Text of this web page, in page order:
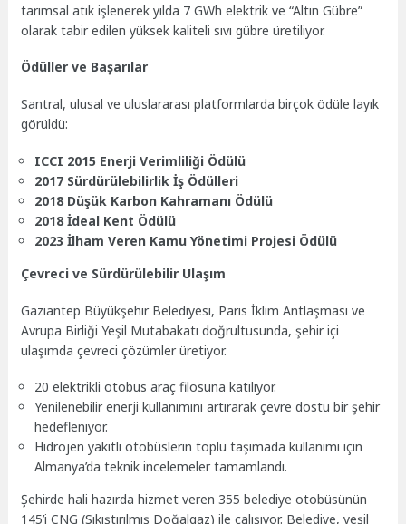
tarımsal atık işlenerek yılda 7 GWh elektrik ve “Altın Gübre”
olarak tabir edilen yüksek kaliteli sıvı gübre üretiliyor.
Ödüller ve Başarılar
Santral, ulusal ve uluslararası platformlarda birçok ödüle layık
görüldü:
ICCI 2015 Enerji Verimliliği Ödülü
2017 Sürdürülebilirlik İş Ödülleri
2018 Düşük Karbon Kahramanı Ödülü
2018 İdeal Kent Ödülü
2023 İlham Veren Kamu Yönetimi Projesi Ödülü
Çevreci ve Sürdürülebilir Ulaşım
Gaziantep Büyükşehir Belediyesi, Paris İklim Antlaşması ve
Avrupa Birliği Yeşil Mutabakatı doğrultusunda, şehir içi
ulaşımda çevreci çözümler üretiyor.
20 elektrikli otobüs araç filosuna katılıyor.
Yenilenebilir enerji kullanımını artırarak çevre dostu bir şehir
hedefleniyor.
Hidrojen yakıtlı otobüslerin toplu taşımada kullanımı için
Almanya’da teknik incelemeler tamamlandı.
Şehirde hali hazırda hizmet veren 355 belediye otobüsünün
145’i CNG (Sıkıştırılmış Doğalgaz) ile çalışıyor. Belediye, yeşil